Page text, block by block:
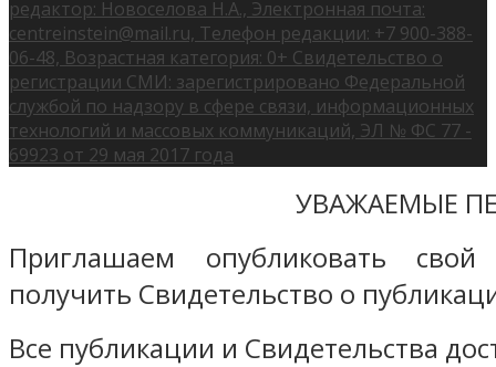
редактор: Новоселова Н.А., Электронная почта:
centreinstein@mail.ru, Телефон редакции: +7 900-388-
06-48, Возрастная категория: 0+ Свидетельство о
регистрации СМИ: зарегистрировано Федеральной
службой по надзору в сфере связи, информационных
технологий и массовых коммуникаций, ЭЛ № ФС 77 -
69923 от 29 мая 2017 года
УВАЖАЕМЫЕ
Приглашаем опубликовать
получить Свидетельство о
Все публикации и Свидетельства